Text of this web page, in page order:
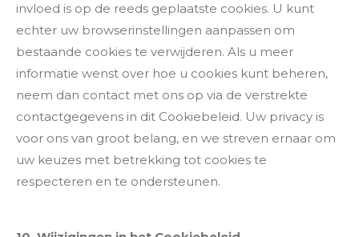
invloed is op de reeds geplaatste cookies. U kunt
echter uw browserinstellingen aanpassen om
bestaande cookies te verwijderen. Als u meer
informatie wenst over hoe u cookies kunt beheren,
neem dan contact met ons op via de verstrekte
contactgegevens in dit Cookiebeleid. Uw privacy is
voor ons van groot belang, en we streven ernaar om
uw keuzes met betrekking tot cookies te
respecteren en te ondersteunen.